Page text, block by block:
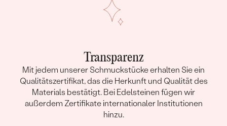
Transparenz
Mit jedem unserer Schmuckstücke erhalten Sie ein
Qualitätszertifikat, das die Herkunft und Qualität des
Materials bestätigt. Bei Edelsteinen fügen wir
außerdem Zertifikate internationaler Institutionen
hinzu.